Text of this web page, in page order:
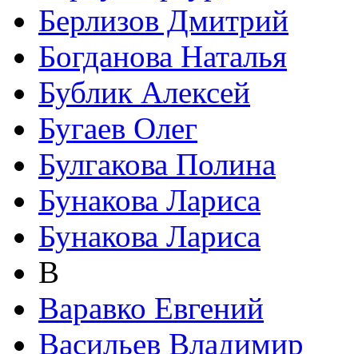
Берлизов Дмитрий
Богданова Наталья
Бублик Алексей
Бугаев Олег
Булгакова Полина
Бунакова Лариса
Бунакова Лариса
В
Варавко Евгений
Васильев Владимир